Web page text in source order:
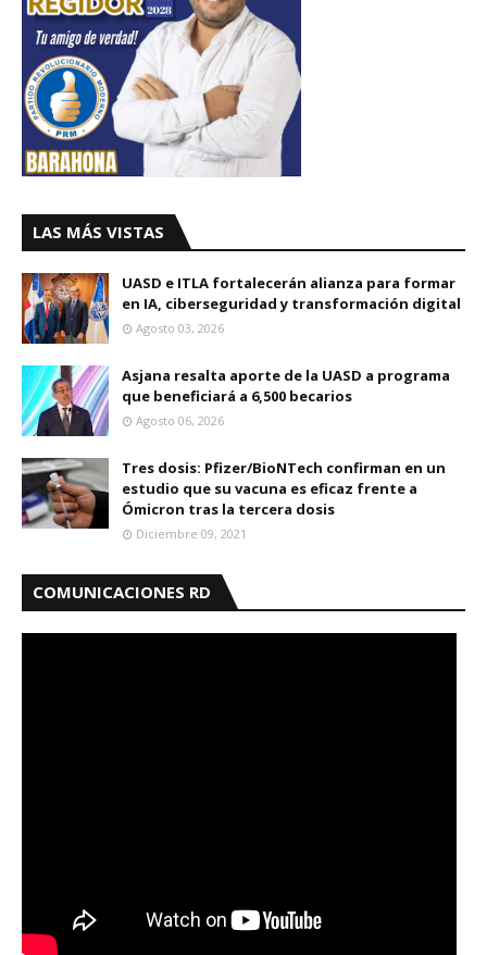
LAS MÁS VISTAS
UASD e ITLA fortalecerán alianza para formar
en IA, ciberseguridad y transformación digital
Agosto 03, 2026
Asjana resalta aporte de la UASD a programa
que beneficiará a 6,500 becarios
Agosto 06, 2026
Tres dosis: Pfizer/BioNTech confirman en un
estudio que su vacuna es eficaz frente a
Ómicron tras la tercera dosis
Diciembre 09, 2021
COMUNICACIONES RD